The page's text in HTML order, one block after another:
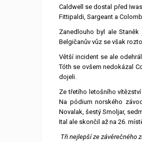
Caldwell se dostal před
Fittipaldi, Sargeant a
Zanedlouho byl ale
Belgičanův vůz se však
Větší incident se ale
Tóth se ovšem nedokázal
dojeli.
Ze třetího letošního
Na pódium norského
Novalak, šestý Smoljar,
Ital ale skončil až na 26.
Tři nejlepší ze závěrečného